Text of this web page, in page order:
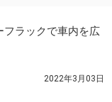
フラックで車内を広
2022年3月03日